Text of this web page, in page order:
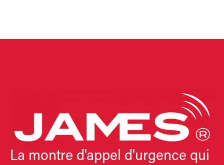
La montre d'appel d'urgence qui